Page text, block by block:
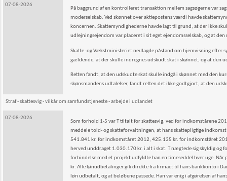
07-08-2026
På baggrund af en kontrolleret transaktion mellem sagsøgerne var
moderselskab. Ved skønnet over aktiepostens værdi havde
koncernen. Skattemyndighederne havde lagt til grund, at der ikke
udlejningsejendom var placeret i sit eget ejendomsselskab, og at
Skatte- og Vækstministeriet nedlagde påstand om hjemvisning efter
gældende, at der skulle indregnes udskudt skat i skønnet, og at den
Retten fandt, at den udskudte skat skulle indgå i skønnet med den
skønsmandens udtalelser, fandt retten det ikke godtgjort, at den
Straf - skattesvig - vilkår om samfundstjeneste - arbejde i udlandet
07-08-2026
Som forhold 1-5 var T tiltalt for skattesvig, ved for indkomstårene
meddele told- og skatteforvaltningen, at hans skattepligtige
541.841 kr. for indkomståret 2012, 425.135 kr. for indkomståret
herved unddraget 1.030.170 kr. i alt i skat. T nægtede sig skyldig og
forbindelse med et projekt udfyldte han en timeseddel hver uge.
kr. Alle lønudbetalinger gik direkte fra firmaet til hans bankkonto i
løn udbetalt, og at beløbene passede. Han var enig i afgørelsen af